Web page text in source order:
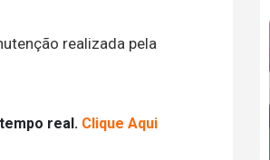
realizada pela
real. Clique Aqui